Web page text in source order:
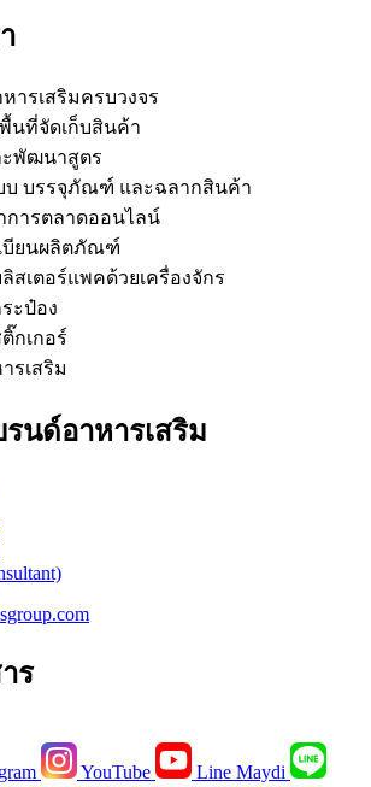
ารเสริมครบวงจร
นที่จัดเก็บสินค้า
ะพัฒนาสูตร
บ บรรจุภัณฑ์ และฉลากสินค้า
การตลาดออนไลน์
บียนผลิตภัณฑ์
สเตอร์แพคด้วยเครื่องจักร
ะป๋อง
กเกอร์
รเสริม
นด์อาหารเสริม
ร
YouTube Line Maydi